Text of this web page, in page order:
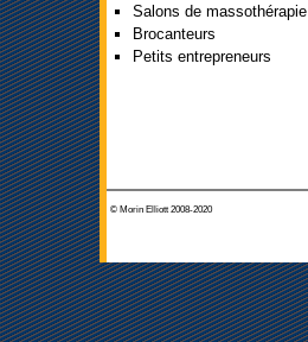
Salons de massothérapie
Brocanteurs
Petits entrepreneurs
© Morin Elliott 2008-2020